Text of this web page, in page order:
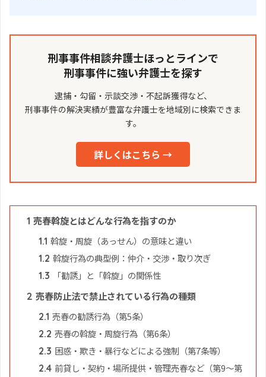
刑事事件相談弁護士ほっとラインで
刑事事件に強い弁護士を探す
逮捕・勾留・示談交渉・不起訴獲得など、
刑事事件の解決実績が豊富な弁護士を地域別に検索できま
す。
詳しくはこちら →
1 売春斡旋とはどんな行為を指すのか
1.1 斡旋・周旋（あっせん）の意味と違い
1.2 斡旋行為の典型例：仲介・交渉・取り次ぎ
1.3
「勧誘」と「斡旋」の関係性
2 売春防止法で禁止されている行為の種類
2.1 売春の勧誘行為（第5条）
2.2 売春の斡旋・周旋行為（第6条）
2.3 困惑・欺き・暴行などによる強制（第7条等）
2.4 前貸し・契約・場所提供・管理売春など（第9〜第